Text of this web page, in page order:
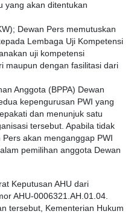
yang akan ditentukan
Dewan Pers memutuskan
Lembaga Uji Kompetensi
uji kompetensi
maupun dengan fasilitasi dari
Anggota (BPPA) Dewan
kepengurusan PWI yang
dan menunjuk satu
tersebut. Apabila tidak
akan menganggap PWI
pemilihan anggota Dewan
Keputusan AHU dari
AHU-0006321.AH.01.04.
tersebut, Kementerian Hukum